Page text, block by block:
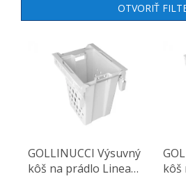
OTVORIŤ
GOLLINUCCI Výsuvný
kôš na prádlo Linea
kôš